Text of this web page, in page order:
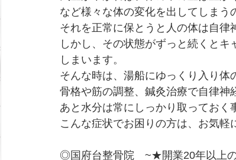
など様々な体の変化を出してしまう
それを正常に保とうと人の体は自律
しかし、その状態がずっと続くと
しまいます。
そんな時は、湯船にゆっくり入り
骨格や筋の調整、鍼灸治療で自律神
あと水分は常にしっかり取っておく
こんな症状でお困りの方は、お気軽
◎国府台整骨院　~★開業20年以上